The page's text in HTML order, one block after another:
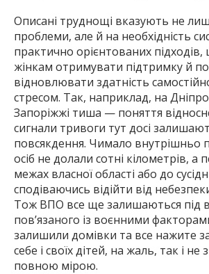
Описані труднощі вказують не
проблеми, але й на необхідність
практично орієнтованих
жінкам отримувати підтримку й
відновлювати здатність
стресом. Так, наприклад, на
Запоріжжі тиша — поняття
сигнали тривоги тут досі
повсякдення. Чимало внутрішньо
осіб не долали сотні кілометрів, а
межах власної області або до
сподіваючись відійти від
Тож ВПО все ще залишаються під
пов’язаного із воєнними
залишили домівки та все нажите
себе і своїх дітей, на жаль, так і не
повною мірою.